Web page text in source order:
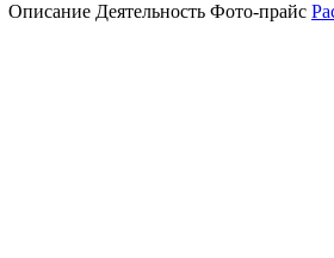
Описание Деятельность Фото-прайс